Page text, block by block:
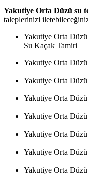
Yakutiye Orta Düzü su
taleplerinizi iletebileceğiniz
Yakutiye Orta
Su Kaçak Tamiri
Yakutiye Orta Düzü
Yakutiye Orta Düzü
Yakutiye Orta Düzü
Yakutiye Orta
Yakutiye Orta Düzü
Yakutiye Orta Düzü
Yakutiye Orta Düzü